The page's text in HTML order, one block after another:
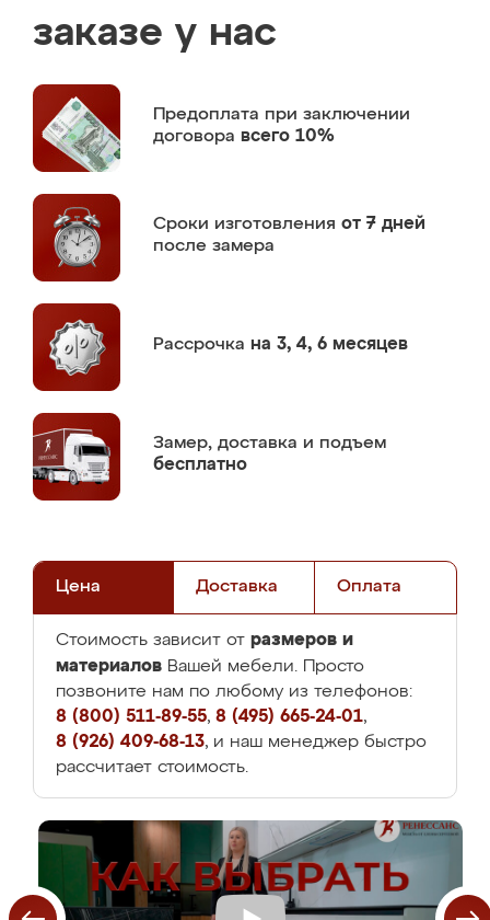
заказе у нас
Предоплата при заключении
договора всего 10%
Сроки изготовления от 7 дней
после замера
Рассрочка на 3, 4, 6 месяцев
Замер, доставка и подъем
бесплатно
Цена Доставка Оплата
Стоимость зависит от размеров и
материалов Вашей мебели. Просто
позвоните нам по любому из телефонов:
8 (800) 511-89-55, 8 (495) 665-24-01,
8 (926) 409-68-13, и наш менеджер быстро
рассчитает стоимость.